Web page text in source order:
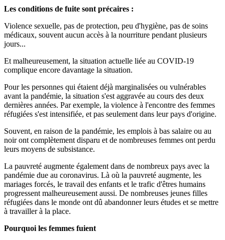
Les conditions de fuite sont précaires :
Violence sexuelle, pas de protection, peu d'hygiène, pas de soins
médicaux, souvent aucun accès à la nourriture pendant plusieurs
jours...
Et malheureusement, la situation actuelle liée au COVID-19
complique encore davantage la situation.
Pour les personnes qui étaient déjà marginalisées ou vulnérables
avant la pandémie, la situation s'est aggravée au cours des deux
dernières années. Par exemple, la violence à l'encontre des femmes
réfugiées s'est intensifiée, et pas seulement dans leur pays d'origine.
Souvent, en raison de la pandémie, les emplois à bas salaire ou au
noir ont complètement disparu et de nombreuses femmes ont perdu
leurs moyens de subsistance.
La pauvreté augmente également dans de nombreux pays avec la
pandémie due au coronavirus. Là où la pauvreté augmente, les
mariages forcés, le travail des enfants et le trafic d'êtres humains
progressent malheureusement aussi. De nombreuses jeunes filles
réfugiées dans le monde ont dû abandonner leurs études et se mettre
à travailler à la place.
Pourquoi les femmes fuient